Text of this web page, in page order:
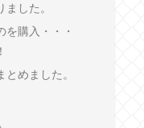
した。
購入・・・
めました。